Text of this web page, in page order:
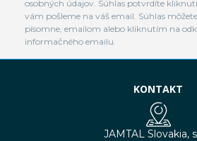
osobných údajov. Súhlas potvrdíte
vám pošleme na váš email. Súhlas
písomne, emailom alebo kliknutím na
informačného emailu.
KONTAKT
JAMTAL Slovakia,